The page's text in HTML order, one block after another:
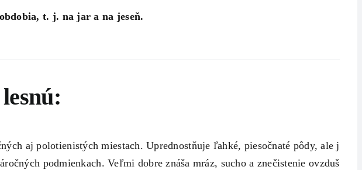
t. j. na jar a na jeseň.
aj polotienistých miestach. Uprednostňuje ľahké, piesočnaté pôdy, ale je
podmienkach. Veľmi dobre znáša mráz, sucho a znečistenie ovzdušia,